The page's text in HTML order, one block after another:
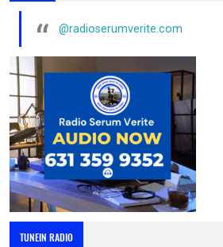
@radioserumverite.com
TUNEIN RADIO